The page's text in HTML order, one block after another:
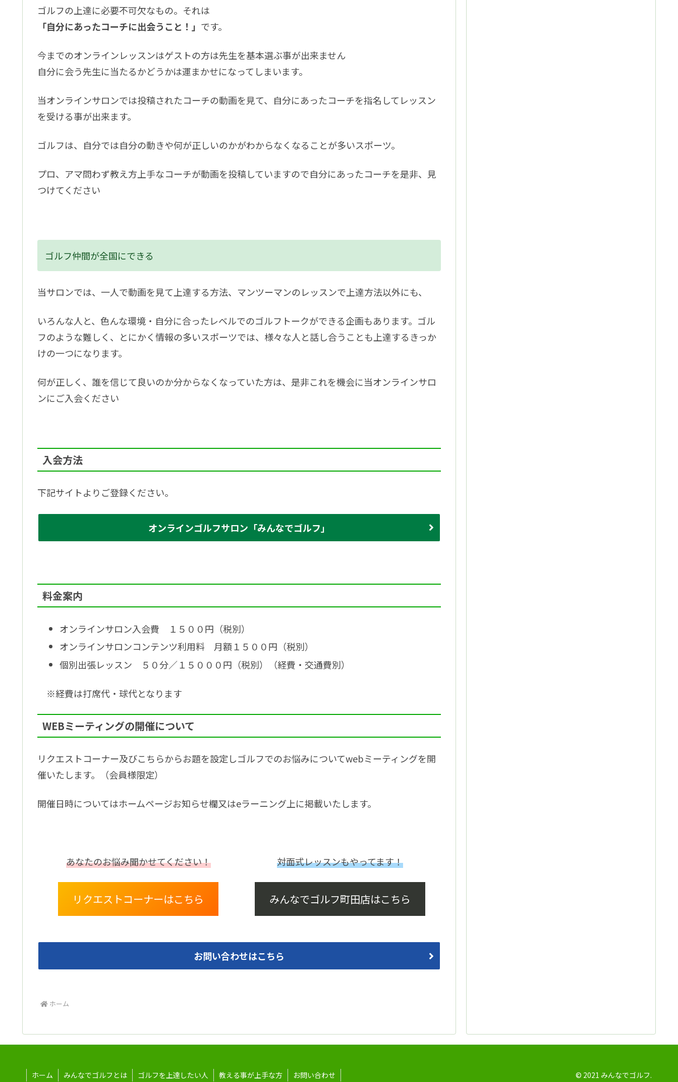
ゴルフの上達に必要不可欠なもの。それは
「自分にあったコーチに出会うこと！」 です。
今までのオンラインレッスンはゲストの方は先生を基本選ぶ事が出来ません
自分に会う先生に当たるかどうかは運まかせになってしまいます。
当オンラインサロンでは投稿されたコーチの動画を見て、自分にあったコーチを指名してレッスン
を受ける事が出来ます。
ゴルフは、自分では自分の動きや何が正しいのかがわからなくなることが多いスポーツ。
プロ、アマ問わず教え方上手なコーチが動画を投稿していますので自分にあったコーチを是非、見
つけてください
ゴルフ仲間が全国にできる
当サロンでは、一人で動画を見て上達する方法、マンツーマンのレッスンで上達方法以外にも、
いろんな人と、色んな環境・自分に合ったレベルでのゴルフトークができる企画もあります。ゴル
フのような難しく、とにかく情報の多いスポーツでは、様々な人と話し合うことも上達するきっか
けの一つになります。
何が正しく、誰を信じて良いのか分からなくなっていた方は、是非これを機会に当オンラインサロ
ンにご入会ください
入会方法
下記サイトよりご登録ください。
オンラインゴルフサロン「みんなでゴルフ」
料金案内
オンラインサロン入会費 １５００円（税別）
オンラインサロンコンテンツ利用料 月額１５００円（税別）
個別出張レッスン ５０分／１５０００円（税別）（経費・交通費別）
※経費は打席代・球代となります
WEBミーティングの開催について
リクエストコーナー及びこちらからお題を設定しゴルフでのお悩みについてwebミーティングを開
催いたします。（会員様限定）
開催日時についてはホームページお知らせ欄又はeラーニング上に掲載いたします。
あなたのお悩み聞かせてください！
リクエストコーナーはこちら
対面式レッスンもやってます！
みんなでゴルフ町田店はこちら
お問い合わせはこちら
ホーム
ホーム みんなでゴルフとは ゴルフを上達したい人 教える事が上手な方 お問い合わせ © 2021 みんなでゴルフ.